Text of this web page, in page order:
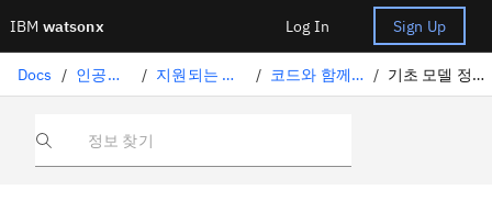
IBM watsonx Log In Sign Up
Docs / 인공지능 솔루션 / 지원되는 파운데이션 모델 / 코드와 함께 모델 정보 얻기 / 기초 모델 정보 얻기 ( Python )
정보 찾기